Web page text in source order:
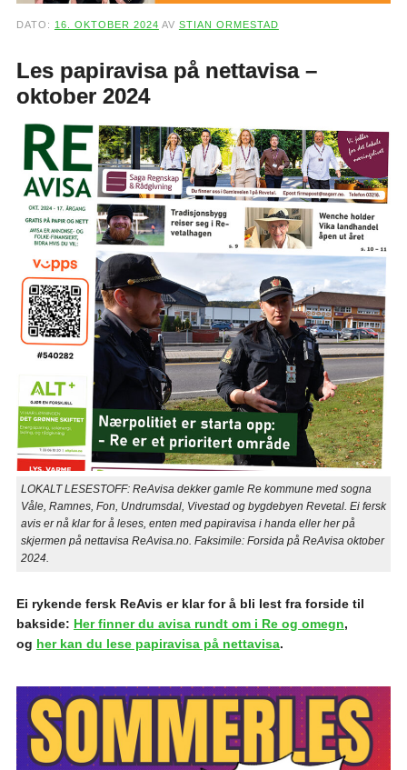
DATO: 16. OKTOBER 2024 AV STIAN ORMESTAD
Les papiravisa på nettavisa –
oktober 2024
LOKALT LESESTOFF: ReAvisa dekker gamle Re kommune med sogna
Våle, Ramnes, Fon, Undrumsdal, Vivestad og bygdebyen Revetal. Ei fersk
avis er nå klar for å leses, enten med papiravisa i handa eller her på
skjermen på nettavisa ReAvisa.no. Faksimile: Forsida på ReAvisa oktober
2024.
Ei rykende fersk ReAvis er klar for å bli lest fra forside til
bakside: Her finner du avisa rundt om i Re og omegn,
og her kan du lese papiravisa på nettavisa.